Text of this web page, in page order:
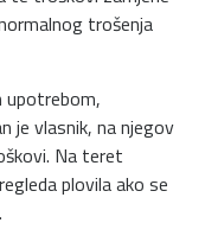
trošenja
upotrebom,
je vlasnik, na njegov
Na teret
plovila ako se